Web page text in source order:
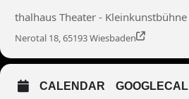
thalhaus Theater - Kleinkunstbühne
Nerotal 18, 65193 Wiesbaden
CALENDAR GOOGLECAL